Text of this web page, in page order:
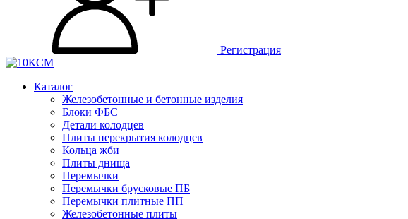
Регистрация
Каталог
Железобетонные и бетонные изделия
Блоки ФБС
Детали колодцев
Плиты перекрытия колодцев
Кольца жби
Плиты днища
Перемычки
Перемычки брусковые ПБ
Перемычки плитные ПП
Железобетонные плиты